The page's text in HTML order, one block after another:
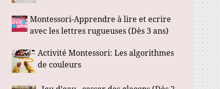
Montessori-Apprendre à lire et ecrire
avec les lettres rugueuses (Dès 3 ans)
Activité Montessori: Les algorithmes
de couleurs